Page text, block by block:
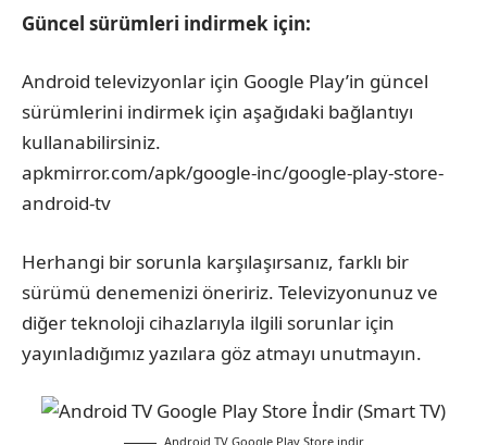
Güncel sürümleri indirmek için:
Android televizyonlar için Google Play’in güncel
sürümlerini indirmek için aşağıdaki bağlantıyı
kullanabilirsiniz.
apkmirror.com/apk/google-inc/google-play-store-
android-tv
Herhangi bir sorunla karşılaşırsanız, farklı bir
sürümü denemenizi öneririz. Televizyonunuz ve
diğer teknoloji cihazlarıyla ilgili sorunlar için
yayınladığımız yazılara göz atmayı unutmayın.
Android TV Google Play Store indir